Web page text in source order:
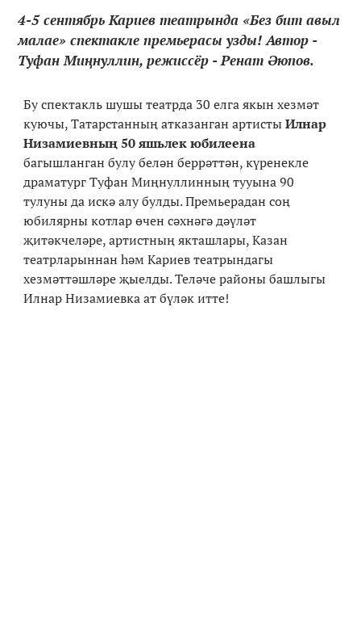
4-5 сентябрь Кариев театрында «Без бит авыл
малае» спектакле премьерасы узды! Автор -
Туфан Миңнуллин, режиссёр - Ренат Әюпов.
Бу спектакль шушы театрда 30 елга якын хезмәт
куючы, Татарстанның атказанган артистыИлнар
Низамиевның 50 яшьлек юбилеена
багышланган булу белән беррәттән, күренекле
драматург Туфан Миңнуллинның тууына 90
тулуны да искә алу булды. Премьерадан соң
юбилярны котлар өчен сәхнәгә дәүләт
җитәкчеләре, артистның якташлары, Казан
театрларыннан һәм Кариев театрындагы
хезмәттәшләре җыелды. Теләче районы башлыгы
Илнар Низамиевка ат бүләк итте!